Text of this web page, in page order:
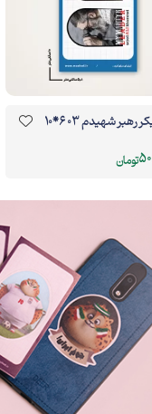
03 6*10
تومان